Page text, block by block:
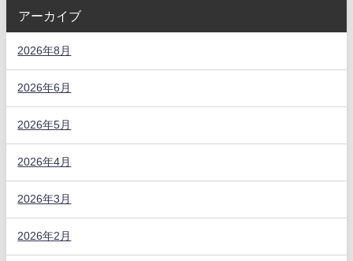
アーカイブ
2026年8月
2026年6月
2026年5月
2026年4月
2026年3月
2026年2月